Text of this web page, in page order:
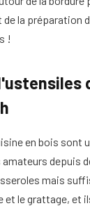
la préparation
!
en bois sont
depuis
mais
et le grattage, et